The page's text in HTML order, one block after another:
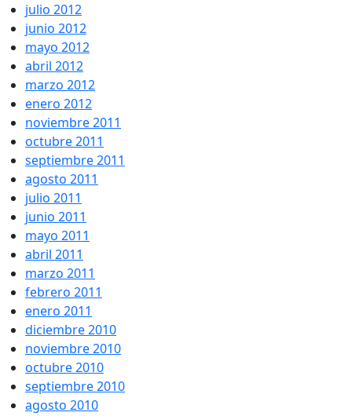
julio 2012
junio 2012
mayo 2012
abril 2012
marzo 2012
enero 2012
noviembre 2011
octubre 2011
septiembre 2011
agosto 2011
julio 2011
junio 2011
mayo 2011
abril 2011
marzo 2011
febrero 2011
enero 2011
diciembre 2010
noviembre 2010
octubre 2010
septiembre 2010
agosto 2010